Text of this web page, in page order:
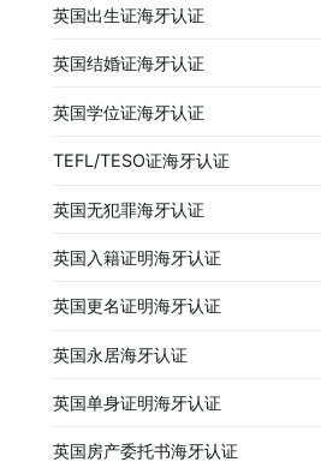
英国出生证海牙认证
英国结婚证海牙认证
英国学位证海牙认证
TEFL/TESO证海牙认证
英国无犯罪海牙认证
英国入籍证明海牙认证
英国更名证明海牙认证
英国永居海牙认证
英国单身证明海牙认证
英国房产委托书海牙认证